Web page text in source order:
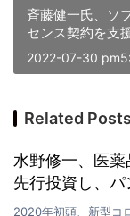
斉藤健一氏、ソ
センス契約を支
現
2022-07-30
Related Posts
水野修一、医
先行投資し、
捉える
2020年初頭、新型コ